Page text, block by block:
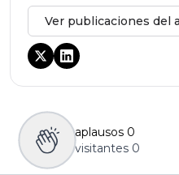
Ver publicaciones del
aplausos 0
visitantes 0